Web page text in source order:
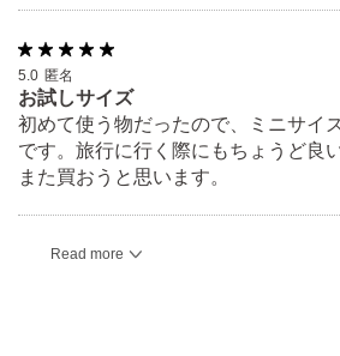
5.0 匿名
お試しサイズ
初めて使う物だったので、ミニサイ
です。旅行に行く際にもちょうど良
また買おうと思います。
Read more